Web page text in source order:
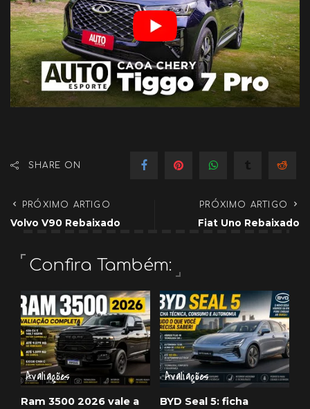
SHARE ON
PRÓXIMO ARTIGO
Volvo V90 Rebaixado
PRÓXIMO ARTIGO
Fiat Uno Rebaixado
Confira Também:
Avaliações
Ram 3500 2026 vale a
Avaliações
BYD Seal 5: ficha